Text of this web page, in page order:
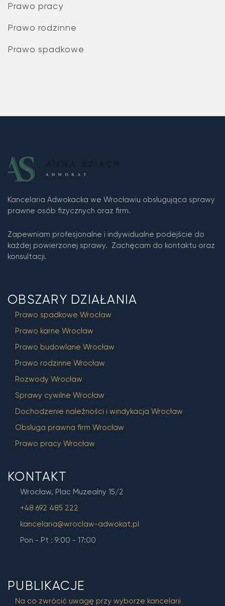
Prawo pracy
Prawo rodzinne
Prawo spadkowe
Kancelaria Adwokacka we Wrocławiu obsługująca sprawy
prawne osób fizycznych oraz firm.
Zapewniam profesjonalne i indywidualne podejście do
każdej powierzonej sprawy. Zachęcam do kontaktu oraz
konsultacji.
OBSZARY DZIAŁANIA
Prawo spadkowe Wrocław
Prawo karne Wrocław
Prawo budowlane Wrocław
Prawo rodzinne Wrocław
Rozwody Wrocław
Sprawy cywilne Wrocław
Dochodzenie należności i windykacja Wrocław
Obsługa prawna firm Wrocław
Prawo pracy Wrocław
KONTAKT
Wrocław, Plac Muzealny 15/2
+48 692 485 222
kancelaria@wroclaw-adwokat.pl
Pon - Pt : 9:00 - 17:00
PUBLIKACJE
Na co zwrócić uwagę przy wyborze kancelarii